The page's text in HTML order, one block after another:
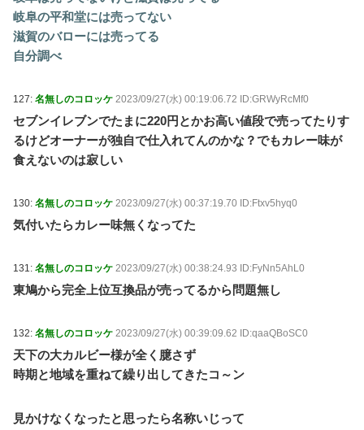
岐阜の平和堂には売ってない
滋賀のバローには売ってる
自分調べ
127: 名無しのコロッケ 2023/09/27(水) 00:19:06.72 ID:GRWyRcMf0
セブンイレブンでたまに220円とかお高い値段で売ってたりす
るけどオーナーが独自で仕入れてんのかな？でもカレー味が
食えないのは寂しい
130: 名無しのコロッケ 2023/09/27(水) 00:37:19.70 ID:Ftxv5hyq0
気付いたらカレー味無くなってた
131: 名無しのコロッケ 2023/09/27(水) 00:38:24.93 ID:FyNn5AhL0
東鳩から完全上位互換品が売ってるから問題無し
132: 名無しのコロッケ 2023/09/27(水) 00:39:09.62 ID:qaaQBoSC0
天下の大カルビー様が全く臆さず
時期と地域を重ねて繰り出してきたコ～ン
見かけなくなったと思ったら名称いじって